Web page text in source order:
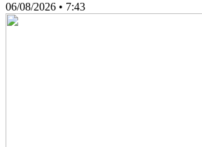
06/08/2026 • 7:43